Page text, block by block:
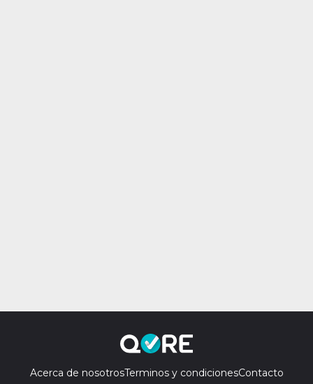
Acerca de nosotrosTerminos y condicionesContacto